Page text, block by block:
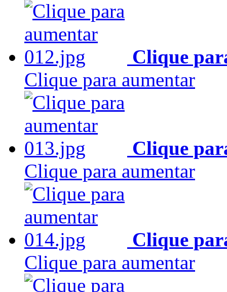
Clique
Clique para aumentar
Clique
Clique para aumentar
Clique
Clique para aumentar